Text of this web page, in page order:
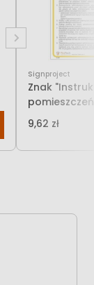
Signproject
Znak
pomieszczeń
9,62 zł